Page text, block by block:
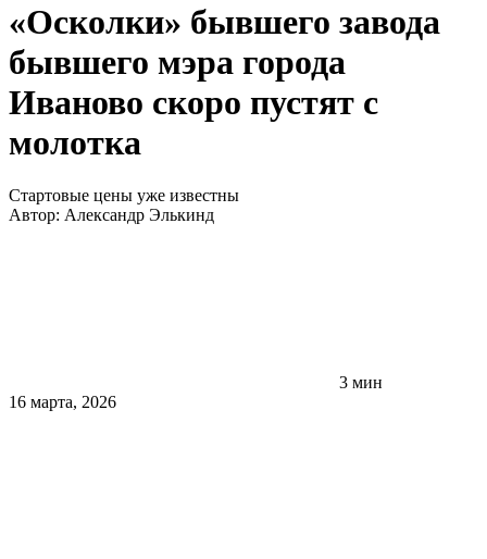
«Осколки» бывшего завода
бывшего мэра города
Иваново скоро пустят с
молотка
Стартовые цены уже известны
Автор: Александр Элькинд
3 мин
16 марта, 2026